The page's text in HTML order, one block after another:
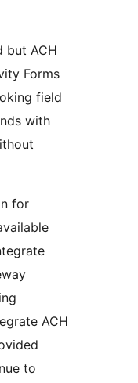
but ACH
Forms
field
with
for
ACH
to